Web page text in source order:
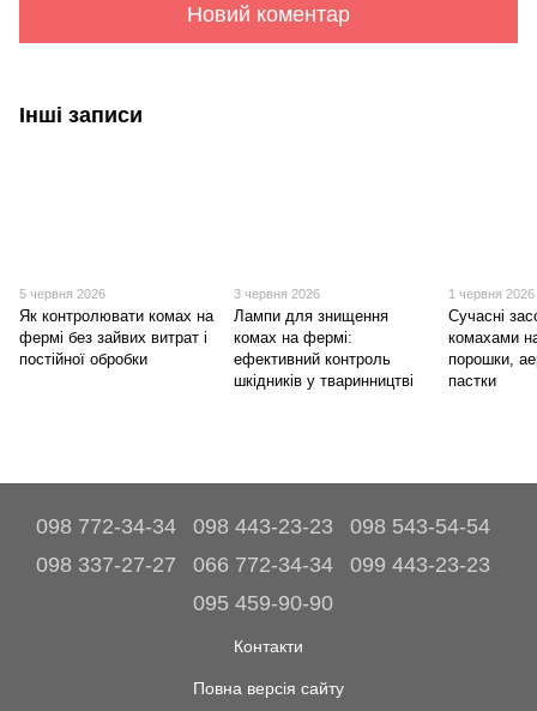
Новий коментар
Інші записи
5 червня 2026
Як контролювати комах на
фермі без зайвих витрат і
постійної обробки
3 червня 2026
Лампи для знищення
комах на фермі:
ефективний контроль
шкідників у тваринництві
1 червня 2026
Сучасні
комахами
порошки,
пастки
098 772-34-34 098 443-23-23
098 543-54-54
098 337-27-27
066 772-34-34
099 443-23-23
095 459-90-90
Контакти
Повна версія сайту